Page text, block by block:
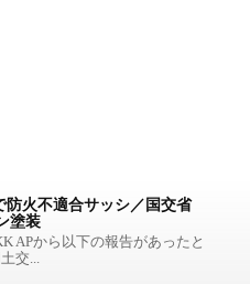
火不適合サッシ／国交省
塗装
APから以下の報告があったと
交...